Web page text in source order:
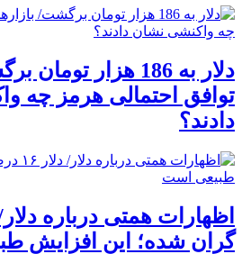
دلار به 186 هزار
توافق احتمالی هرمز چه
دادند؟
گران شده؛ این افزایش